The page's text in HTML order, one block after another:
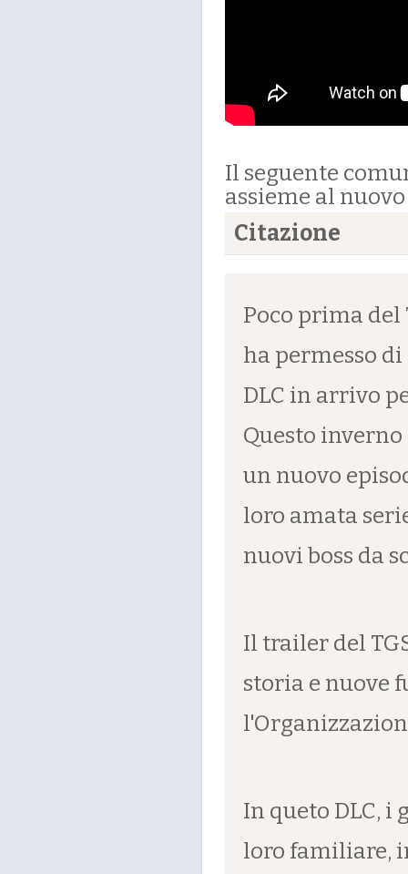
Il seguente
assieme al
Citazione
Poco prima del
ha permesso
DLC in arrivo
Questo
un nuovo
loro amata
nuovi boss da
Il trailer del
storia e nuove
In queto DLC, i
loro familiare,